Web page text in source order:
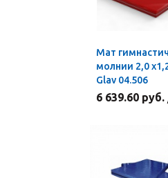
Мат
молнии 2,0
Glav 04.506
6 639.60